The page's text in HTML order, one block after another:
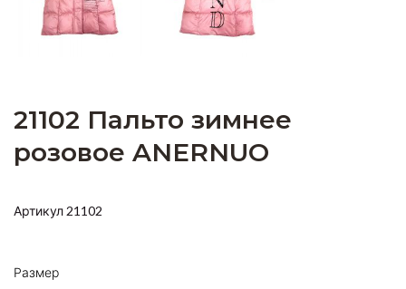
21102 Пальто зимнее
розовое ANERNUO
Артикул 21102
Размер